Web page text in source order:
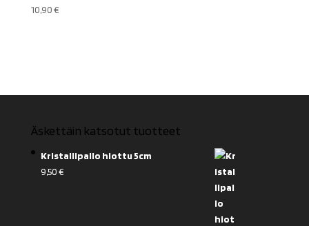
10,90€
Äskettäin katsotut tuotteet
Kristallipallo hiottu 5cm
9,50€